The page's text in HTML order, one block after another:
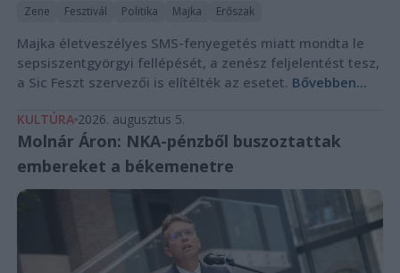
Zene Fesztivál Politika Majka Erőszak
Majka életveszélyes SMS-fenyegetés miatt mondta le
sepsiszentgyörgyi fellépését, a zenész feljelentést tesz,
a Sic Feszt szervezői is elítélték az esetet. Bővebben...
KULTÚRA 2026. augusztus 5.
Molnár Áron: NKA-pénzből buszoztattak
embereket a békemenetre